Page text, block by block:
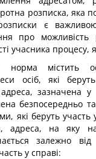
розписка, яка
розписки є
про можливість
учасника процесу,
норма містить
осіб, які
зазначена у
безпосередньо
які беруть участь
адреса, на яку
залежно від
у справі: